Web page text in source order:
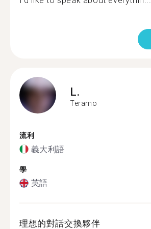
L.
Teramo
流利
義大利語
學
英語
理想的對話交換夥伴